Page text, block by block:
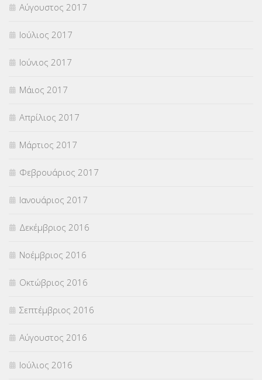
Αύγουστος 2017
Ιούλιος 2017
Ιούνιος 2017
Μάιος 2017
Απρίλιος 2017
Μάρτιος 2017
Φεβρουάριος 2017
Ιανουάριος 2017
Δεκέμβριος 2016
Νοέμβριος 2016
Οκτώβριος 2016
Σεπτέμβριος 2016
Αύγουστος 2016
Ιούλιος 2016